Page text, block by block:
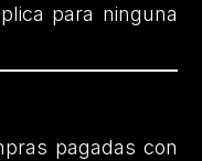
para ninguna
pagadas con